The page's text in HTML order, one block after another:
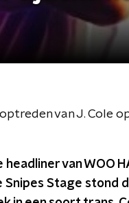
van J. Cole
headliner van WOO
Snipes Stage stond